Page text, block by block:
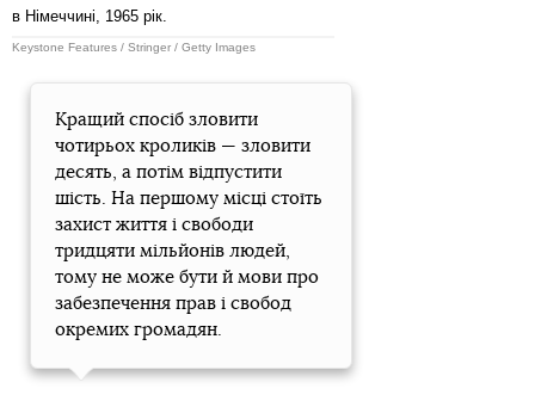
в Німеччині, 1965 рік.
Keystone Features / Stringer / Getty Images
Кращий спосіб зловити
чотирьох кроликів — зловити
десять, а потім відпустити
шість. На першому місці стоїть
захист життя і свободи
тридцяти мільйонів людей,
тому не може бути й мови про
забезпечення прав і свобод
окремих громадян.